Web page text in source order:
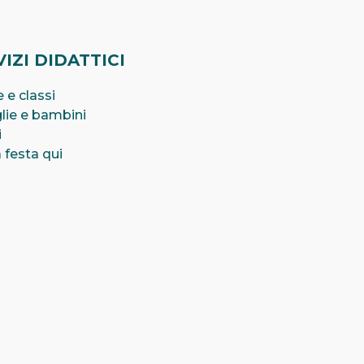
DIDATTICI
e classi
e bambini
festa qui